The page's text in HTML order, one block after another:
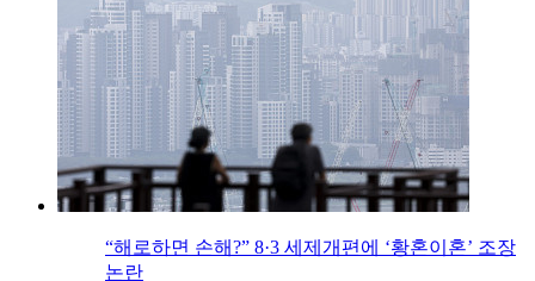
“해로하면 손해?” 8·3 세제개편에 ‘황혼이혼’ 조장
논란